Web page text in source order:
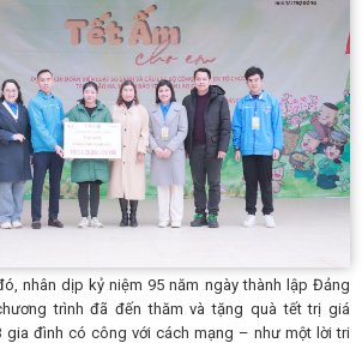
nhân dịp kỷ niệm 95 năm ngày thành lập Đảng
trình đã đến thăm và tặng quà tết trị giá
gia đình có công với cách mạng – như một lời tri